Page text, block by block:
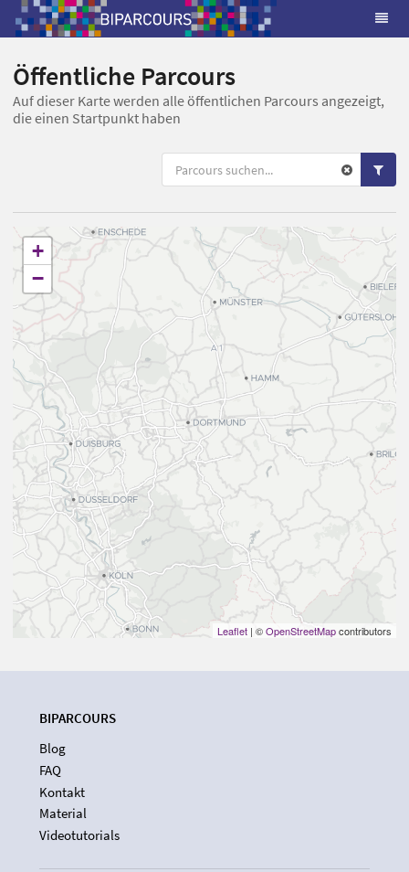
Öffentliche Parcours
Auf dieser Karte werden alle öffentlichen Parcours angezeigt,
die einen Startpunkt haben
+
−
Leaflet | ©OpenStreetMapcontributors
BIPARCOURS
Blog
FAQ
Kontakt
Material
Videotutorials